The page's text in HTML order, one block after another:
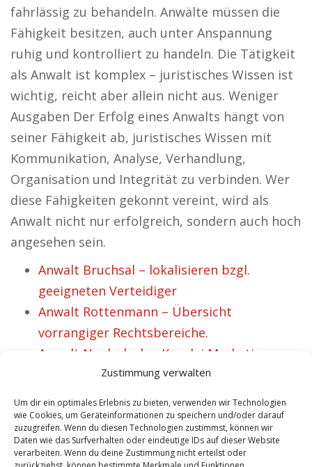
Zustimmung verwalten
Um dir ein optimales Erlebnis zu bieten, verwenden wir Technologien
wie Cookies, um Geräteinformationen zu speichern und/oder darauf
zuzugreifen. Wenn du diesen Technologien zustimmst, können wir
Daten wie das Surfverhalten oder eindeutige IDs auf dieser Website
verarbeiten. Wenn du deine Zustimmung nicht erteilst oder
fahrlässig zu behandeln. Anwälte müssen die
Fähigkeit besitzen, auch unter Anspannung
ruhig und kontrolliert zu handeln. Die Tätigkeit
als Anwalt ist komplex – juristisches Wissen ist
wichtig, reicht aber allein nicht aus. Weniger
Ausgaben Der Erfolg eines Anwalts hängt von
seiner Fähigkeit ab, juristisches Wissen mit
Kommunikation, Analyse, Verhandlung,
Organisation und Integrität zu verbinden. Wer
diese Fähigkeiten gekonnt vereint, wird als
Anwalt nicht nur erfolgreich, sondern auch hoch
angesehen sein.
Anwalt Bruchsal – lokalisieren bzgl.
geeigneten Verteidiger
Anwalt Rottenmann – Übersicht
vorrangiger Rechtsbereiche.
Anwalt Neubulach – Kanzlei Marketing.
Anwalt Weismain – Rechtsklärungen zum
Thema Strafrecht.
Anwalt Telgte – Auf der Stelle 1A Jurist
finden.
Anwalt Teupitz – Familienrecht